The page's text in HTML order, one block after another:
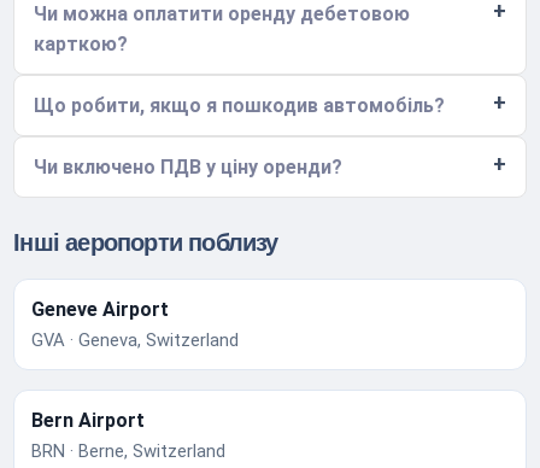
Чи можна оплатити оренду дебетовою
карткою?
Що робити, якщо я пошкодив автомобіль?
Чи включено ПДВ у ціну оренди?
Інші аеропорти поблизу
Geneve Airport
GVA · Geneva, Switzerland
Bern Airport
BRN · Berne, Switzerland